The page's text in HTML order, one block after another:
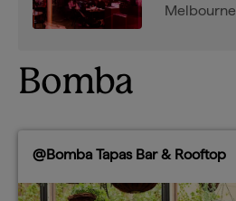
Melbourne
Bomba
@Bomba Tapas Bar & Rooftop